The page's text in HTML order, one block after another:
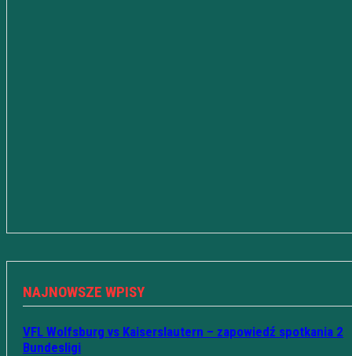
NAJNOWSZE WPISY
VFL Wolfsburg vs Kaiserslautern – zapowiedź spotkania 2
Bundesligi